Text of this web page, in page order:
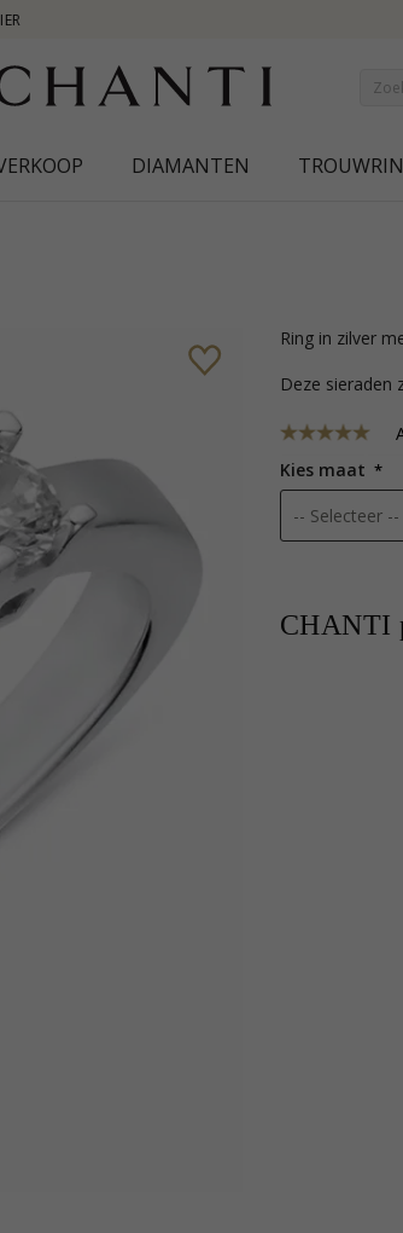
DIAMANTEN
ring in zilver
Deze
Kies maat
CHANTI